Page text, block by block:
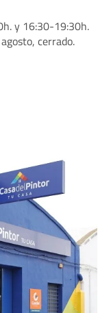
y 16:30-19:30h.
cerrado.